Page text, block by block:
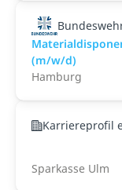
(m/w/d)
Hamburg
Karriereprofil
Sparkasse Ulm